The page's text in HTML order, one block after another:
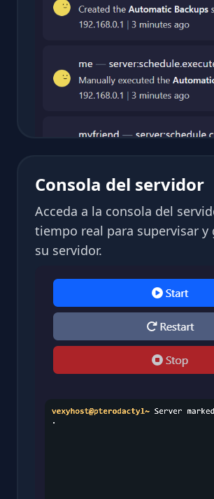
Consola del servidor
Acceda a la consola del
tiempo real para supervisar y
su servidor.